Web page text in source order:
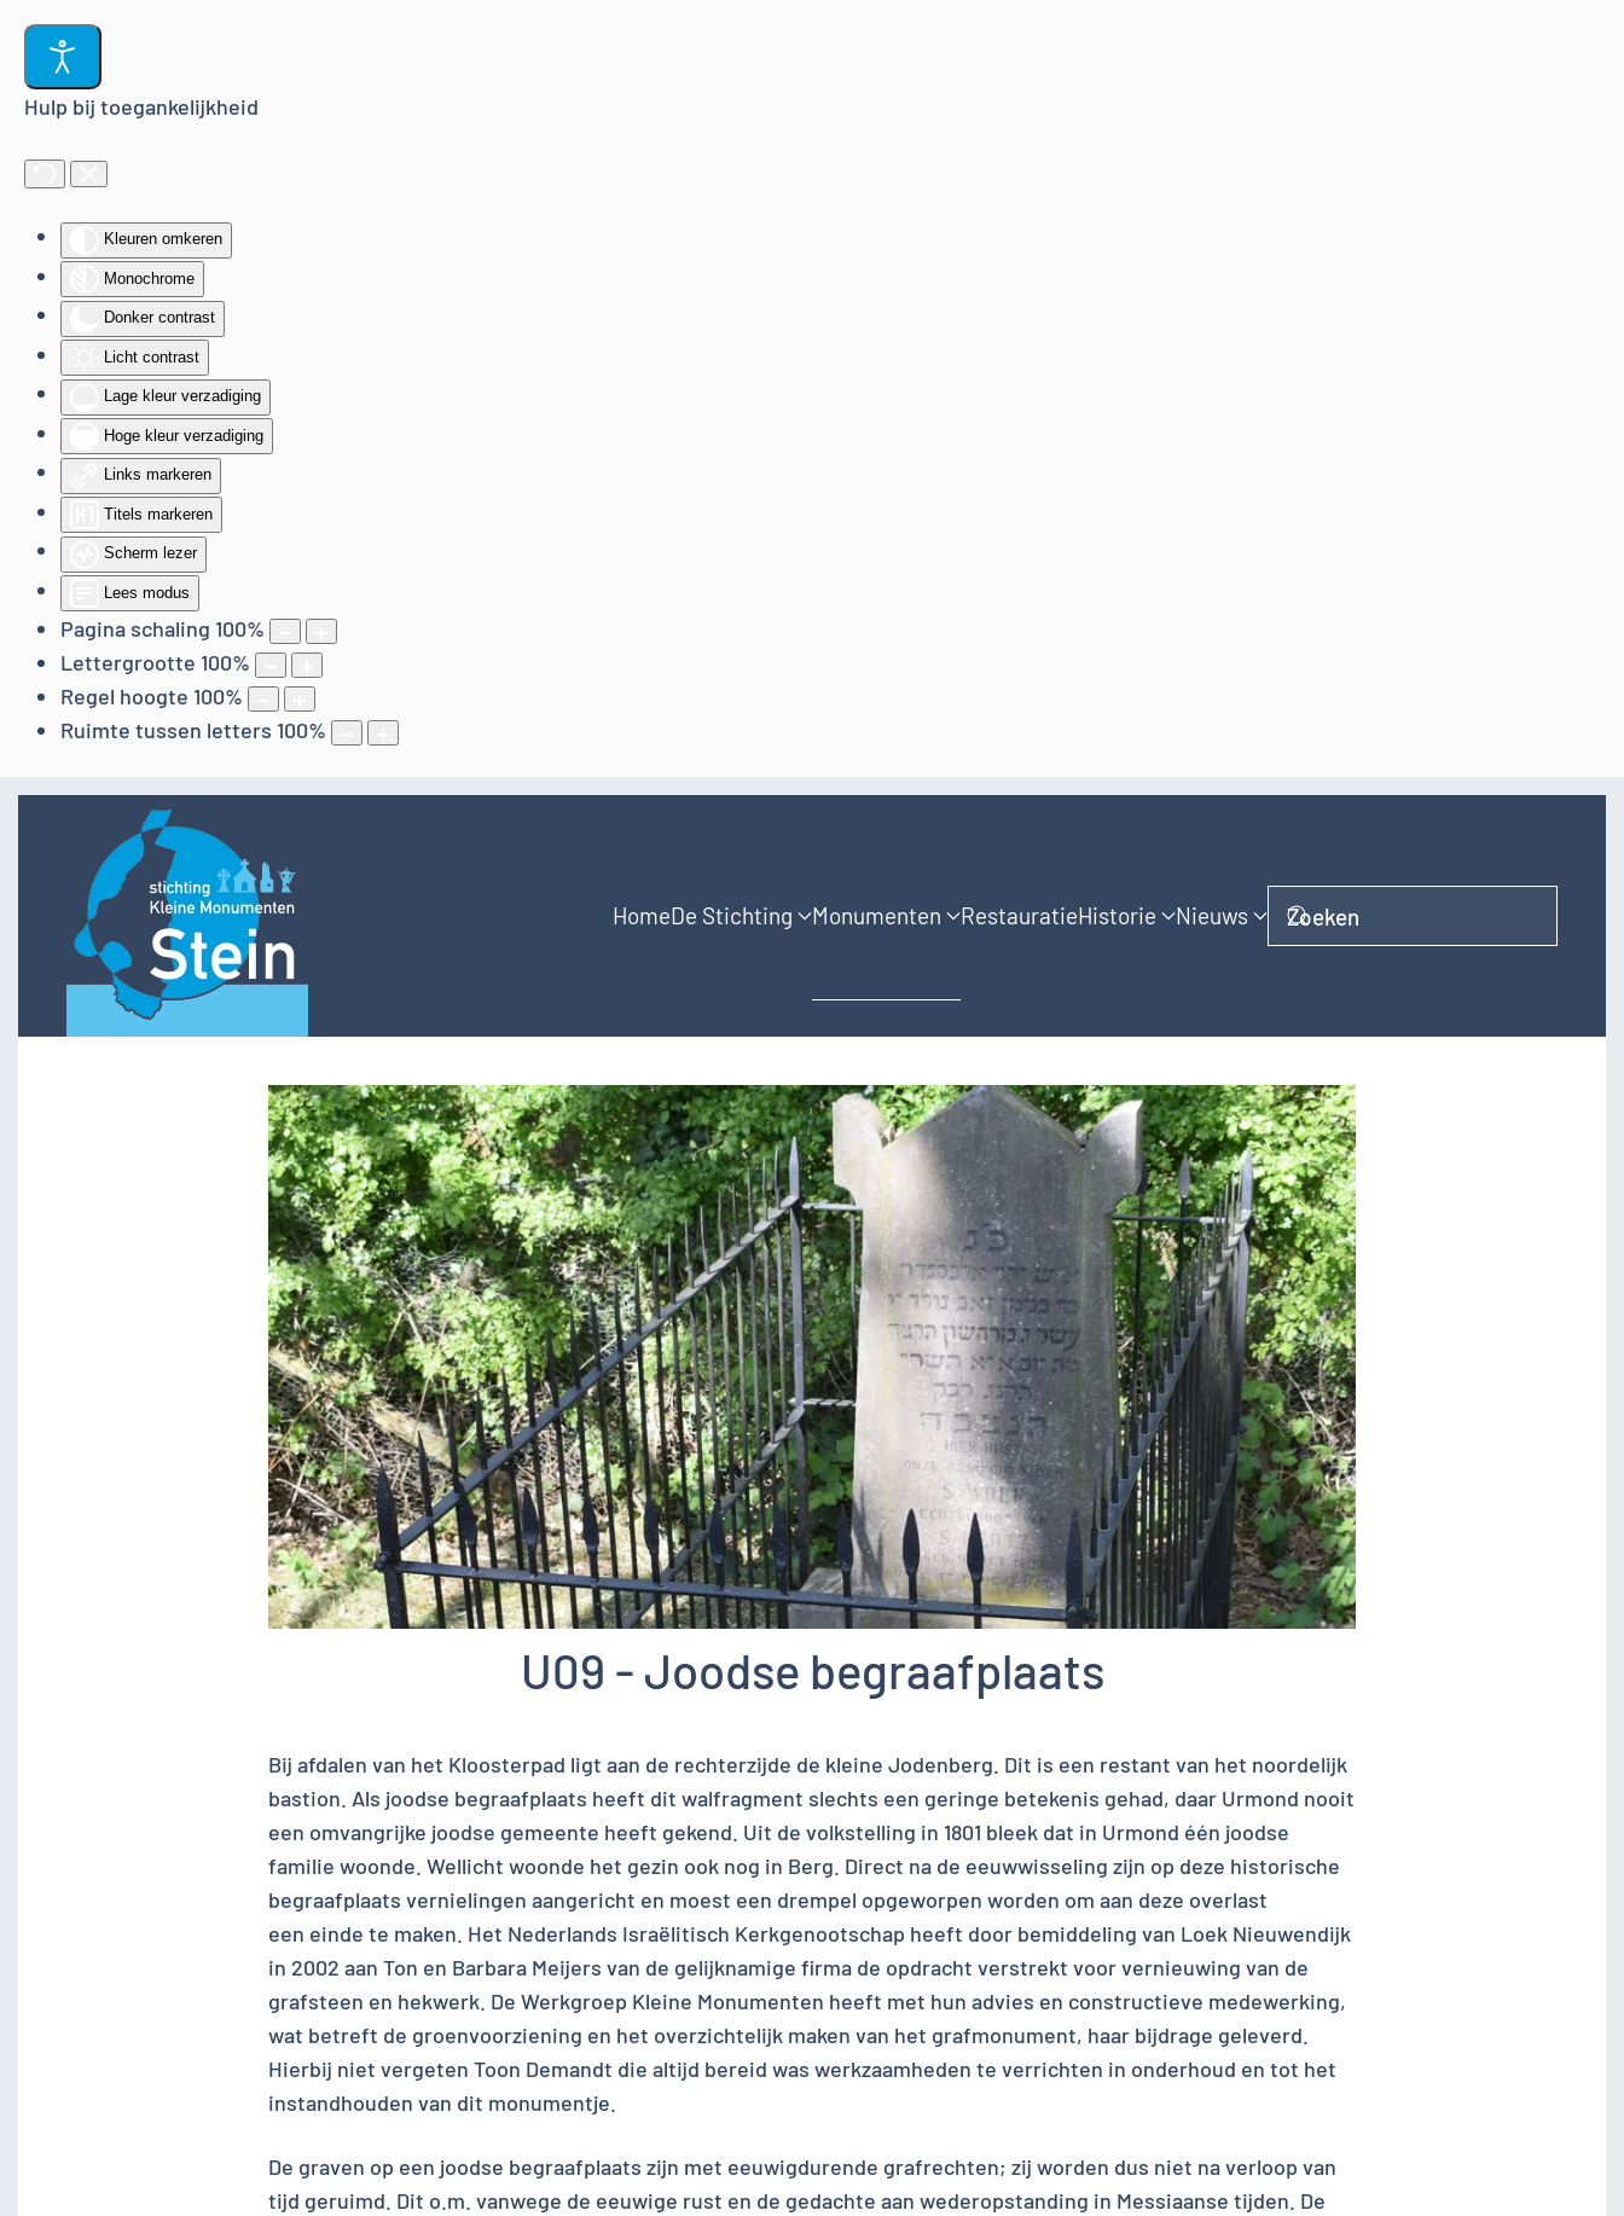
Hulp bij toegankelijkheid
Kleuren omkeren
Monochrome
Donker contrast
Licht contrast
Lage kleur verzadiging
Hoge kleur verzadiging
Links markeren
Titels markeren
Scherm lezer
Lees modus
Pagina schaling 100%
Lettergrootte 100%
Regel hoogte 100%
Ruimte tussen letters 100%
Terug naar hoofdinhoud
HomeDe Stichting Monumenten RestauratieHistorie Nieuws
U09 - Joodse begraafplaats
Bij afdalen van het Kloosterpad ligt aan de rechterzijde de kleine Jodenberg. Dit is een restant van het noordelijk
bastion. Als joodse begraafplaats heeft dit walfragment slechts een geringe betekenis gehad, daar Urmond nooit
een omvangrijke joodse gemeente heeft gekend. Uit de volkstelling in 1801 bleek dat in Urmond één joodse
familie woonde. Wellicht woonde het gezin ook nog in Berg. Direct na de eeuwwisseling zijn op deze historische
begraafplaats vernielingen aangericht en moest een drempel opgeworpen worden om aan deze overlast
een einde te maken. Het Nederlands Israëlitisch Kerkgenootschap heeft door bemiddeling van Loek Nieuwendijk
in 2002 aan Ton en Barbara Meijers van de gelijknamige firma de opdracht verstrekt voor vernieuwing van de
grafsteen en hekwerk. De Werkgroep Kleine Monumenten heeft met hun advies en constructieve medewerking,
wat betreft de groenvoorziening en het overzichtelijk maken van het grafmonument, haar bijdrage geleverd.
Hierbij niet vergeten Toon Demandt die altijd bereid was werkzaamheden te verrichten in onderhoud en tot het
instandhouden van dit monumentje.
De graven op een joodse begraafplaats zijn met eeuwigdurende grafrechten; zij worden dus niet na verloop van
tijd geruimd. Dit o.m. vanwege de eeuwige rust en de gedachte aan wederopstanding in Messiaanse tijden. De